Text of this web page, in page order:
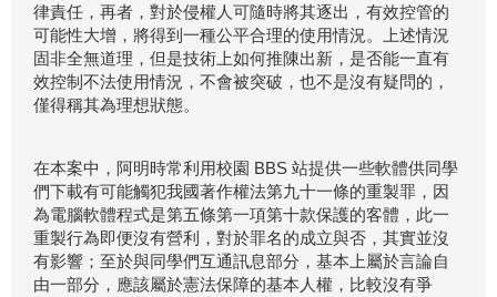
律責任，再者，對於侵權人可隨時將其逐出，有效控管的
可能性大增，將得到一種公平合理的使用情況。上述情況
固非全無道理，但是技術上如何推陳出新，是否能一直有
效控制不法使用情況，不會被突破，也不是沒有疑問的，
僅得稱其為理想狀態。
在本案中，阿明時常利用校園 BBS 站提供一些軟體供同學
們下載有可能觸犯我國著作權法第九十一條的重製罪，因
為電腦軟體程式是第五條第一項第十款保護的客體，此一
重製行為即便沒有營利，對於罪名的成立與否，其實並沒
有影響；至於與同學們互通訊息部分，基本上屬於言論自
由一部分，應該屬於憲法保障的基本人權，比較沒有爭